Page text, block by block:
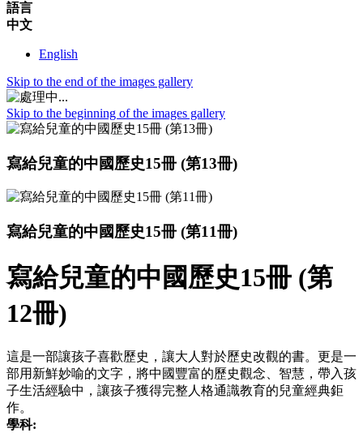
語言
中文
English
Skip to the end of the images gallery
Skip to the beginning of the images gallery
寫給兒童的中國歷史15冊 (第13冊)
寫給兒童的中國歷史15冊 (第11冊)
寫給兒童的中國歷史15冊 (第
12冊)
這是一部讓孩子喜歡歷史，讓大人對於歷史改觀的書。更是一
部用新鮮妙喻的文字，將中國豐富的歷史觀念、智慧，帶入孩
子生活經驗中，讓孩子獲得完整人格通識教育的兒童經典鉅
作。
學科: